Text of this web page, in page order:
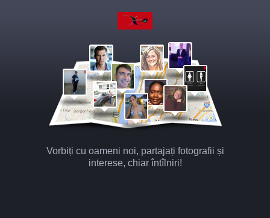
Vorbiți cu oameni noi, partajați fotografii și
interese, chiar întîlniri!